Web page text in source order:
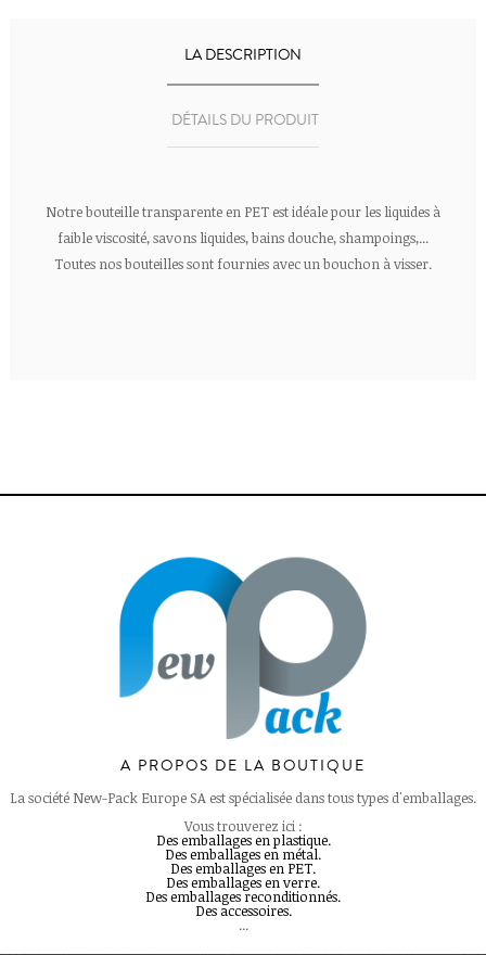
LA DESCRIPTION
DÉTAILS DU PRODUIT
Notre bouteille transparente en PET est idéale pour les liquides à
faible viscosité, savons liquides, bains douche, shampoings,...
Toutes nos bouteilles sont fournies avec un bouchon à visser.
A PROPOS DE LA BOUTIQUE
La société New-Pack Europe SA est spécialisée dans tous types d'emballages.
Vous trouverez ici :
Des emballages en plastique.
Des emballages en métal.
Des emballages en PET.
Des emballages en verre.
Des emballages reconditionnés.
Des accessoires.
...